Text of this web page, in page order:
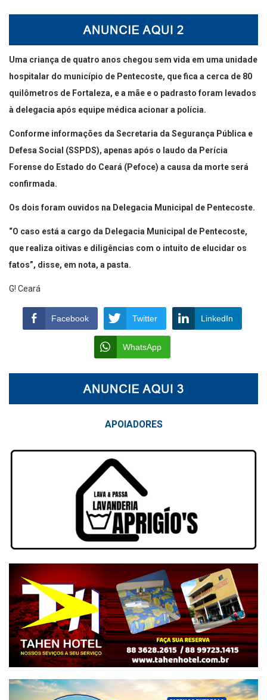
Uma criança de quatro anos chegou sem vida em uma unidade
hospitalar do município de Pentecoste, que fica a cerca de 80
quilômetros de Fortaleza, e a mãe e o padrasto foram levados
à delegacia após equipe médica acionar a polícia.
Conforme informações da Secretaria da Segurança Pública e
Defesa Social (SSPDS), apenas após o laudo da Perícia
Forense do Estado do Ceará (Pefoce) a causa da morte será
confirmada.
Os dois foram ouvidos na Delegacia Municipal de Pentecoste.
“O caso está a cargo da Delegacia Municipal de Pentecoste,
que realiza oitivas e diligências com o intuito de elucidar os
fatos”, disse, em nota, a pasta.
G! Ceará
Facebook Twitter LinkedIn
WhatsApp
APOIADORES